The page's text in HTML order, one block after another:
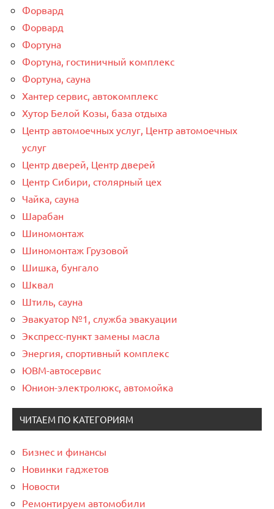
Форвард
Форвард
Фортуна
Фортуна, гостиничный комплекс
Фортуна, сауна
Хантер сервис, автокомплекс
Хутор Белой Козы, база отдыха
Центр автомоечных услуг, Центр автомоечных
услуг
Центр дверей, Центр дверей
Центр Сибири, столярный цех
Чайка, сауна
Шарабан
Шиномонтаж
Шиномонтаж Грузовой
Шишка, бунгало
Шквал
Штиль, сауна
Эвакуатор №1, служба эвакуации
Экспресс-пункт замены масла
Энергия, спортивный комплекс
ЮВМ-автосервис
Юнион-электролюкс, автомойка
ЧИТАЕМ ПО КАТЕГОРИЯМ
Бизнес и финансы
Новинки гаджетов
Новости
Ремонтируем автомобили